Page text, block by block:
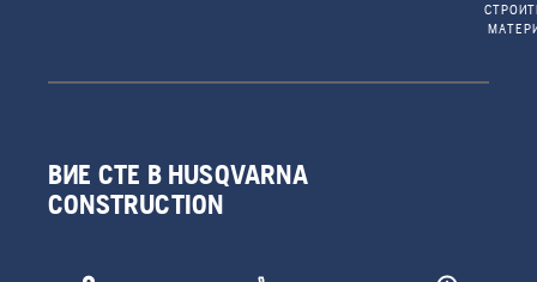
ВИЕ СТЕ В HUSQVARNA
CONSTRUCTION